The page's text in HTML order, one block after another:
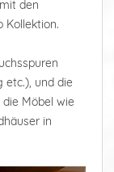
den
Kollektion.
etc.), und die
Möbel wie
in